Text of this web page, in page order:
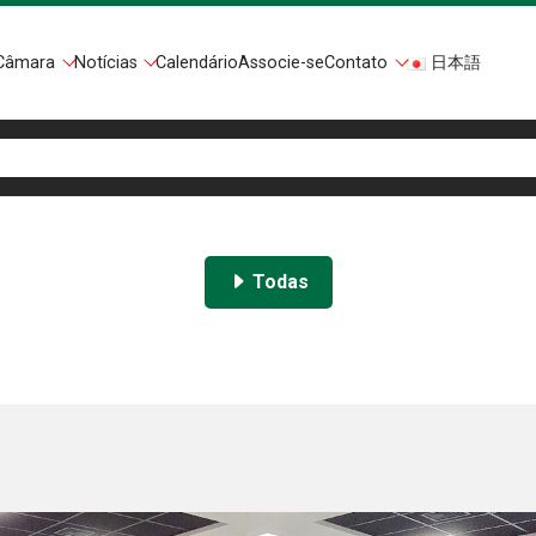
Notícias CalendárioAssocie-seContato 日本語
Todas